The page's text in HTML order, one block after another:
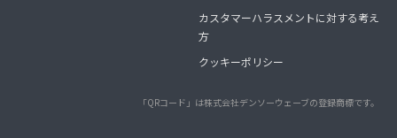
カスタマーハラスメントに対する考え
方
クッキーポリシー
「QRコード」は株式会社デンソーウェーブの登録商標です。